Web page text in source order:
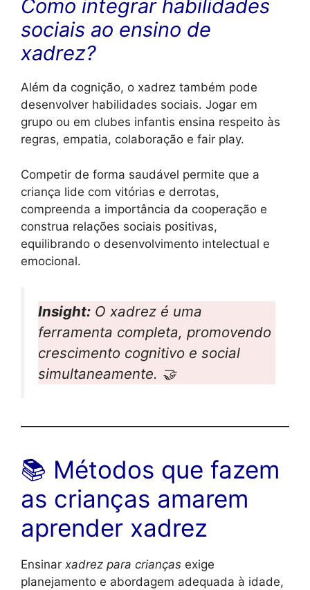
Como integrar habilidades
sociais ao ensino de
xadrez?
Além da cognição, o xadrez também pode
desenvolver habilidades sociais. Jogar em
grupo ou em clubes infantis ensina respeito às
regras, empatia, colaboração e fair play.
Competir de forma saudável permite que a
criança lide com vitórias e derrotas,
compreenda a importância da cooperação e
construa relações sociais positivas,
equilibrando o desenvolvimento intelectual e
emocional.
Insight: O xadrez é uma
ferramenta completa, promovendo
crescimento cognitivo e social
simultaneamente. 🤝
📚 Métodos que fazem
as crianças amarem
aprender xadrez
Ensinar xadrez para crianças exige
planejamento e abordagem adequada à idade,